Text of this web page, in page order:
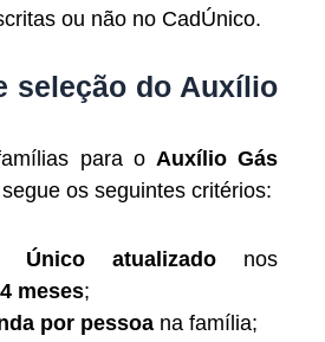
ou não no CadÚnico.
seleção do Auxílio
para o Auxílio Gás
segue os seguintes critérios:
Único atualizado nos
meses;
por pessoa na família;